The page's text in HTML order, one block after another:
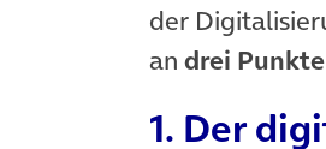
der
an drei
1. Der